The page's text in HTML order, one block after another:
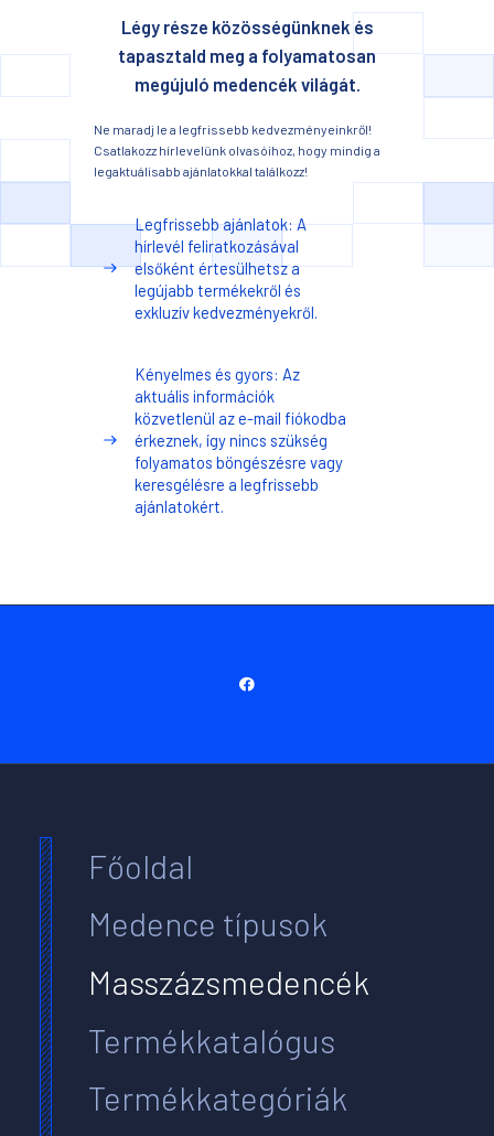
Légy része közösségünknek és
tapasztald meg a folyamatosan
megújuló medencék világát.
Ne maradj le a legfrissebb kedvezményeinkről!
Csatlakozz hírlevelünk olvasóihoz, hogy mindig a
legaktuálisabb ajánlatokkal találkozz!
Legfrissebb ajánlatok: A
hírlevél feliratkozásával
elsőként értesülhetsz a
legújabb termékekről és
exkluzív kedvezményekről.
Kényelmes és gyors: Az
aktuális információk
közvetlenül az e-mail fiókodba
érkeznek, így nincs szükség
folyamatos böngészésre vagy
keresgélésre a legfrissebb
ajánlatokért.
Főoldal
Medence típusok
Masszázsmedencék
Termékkatalógus
Termékkategóriák